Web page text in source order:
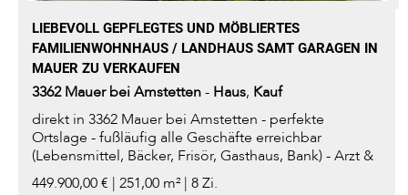
LIEBEVOLL GEPFLEGTES UND MÖBLIERTES
FAMILIENWOHNHAUS / LANDHAUS SAMT GARAGEN IN
MAUER ZU VERKAUFEN
3362 Mauer bei Amstetten- Haus, Kauf
direkt in 3362 Mauer bei Amstetten - perfekte
Ortslage - fußläufig alle Geschäfte erreichbar
(Lebensmittel, Bäcker, Frisör, Gasthaus, Bank) - Arzt &
Zahnarzt im Ort -...
449.900,00 € | 251,00 m² | 8 Zi.